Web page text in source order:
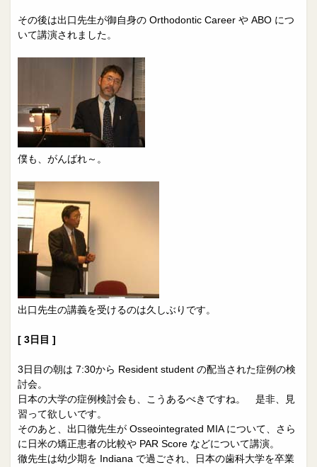
その後は出口先生が御自身の Orthodontic Career や ABO につ
いて講演されました。
僕も、がんばれ～。
出口先生の講義を受けるのは久しぶりです。
[ 3日目 ]
3日目の朝は 7:30から Resident student の配当された症例の検
討会。
日本の大学の症例検討会も、こうあるべきですね。 是非、見
習って欲しいです。
そのあと、出口徹先生が Osseointegrated MIA について、さら
に日米の矯正患者の比較や PAR Score などについて講演。
徹先生は幼少期を Indiana で過ごされ、日本の歯科大学を卒業